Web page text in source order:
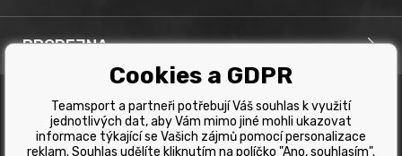
Tabulka velikostí kol
Tabulka velikosti bot
Tabulka velikostí oblečení
PRODEJNA
Team Sport - Tomáš Binar
Havířov
Copyright © 2019 Team Sport Havířov. Všechna pravá
vyhrazena.
Cookies a GDPR
Teamsport a partneři potřebují Váš souhlas k využití
jednotlivých dat, aby Vám mimo jiné mohli ukazovat
informace týkající se Vašich zájmů pomocí personalizace
reklam. Souhlas udělíte kliknutím na políčko "Ano, souhlasím".